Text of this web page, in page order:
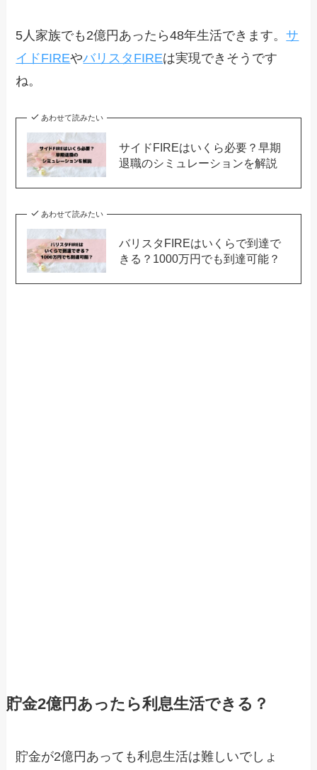
5人家族でも2億円あったら48年生活できます。サ
イドFIREやバリスタFIREは実現できそうです
ね。
あわせて読みたい
サイドFIREはいくら必要？早期
退職のシミュレーションを解説
あわせて読みたい
バリスタFIREはいくらで到達で
きる？1000万円でも到達可能？
貯金2億円あったら利息生活できる？
貯金が2億円あっても利息生活は難しいでしょ